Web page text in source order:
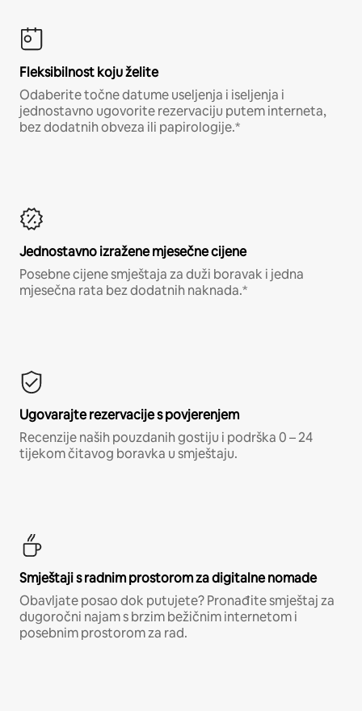
Fleksibilnost koju želite
Odaberite točne datume useljenja i iseljenja i
jednostavno ugovorite rezervaciju putem interneta,
bez dodatnih obveza ili papirologije.*
Jednostavno izražene mjesečne cijene
Posebne cijene smještaja za duži boravak i jedna
mjesečna rata bez dodatnih naknada.*
Ugovarajte rezervacije s povjerenjem
Recenzije naših pouzdanih gostiju i podrška 0 – 24
tijekom čitavog boravka u smještaju.
Smještaji s radnim prostorom za digitalne nomade
Obavljate posao dok putujete? Pronađite smještaj za
dugoročni najam s brzim bežičnim internetom i
posebnim prostorom za rad.